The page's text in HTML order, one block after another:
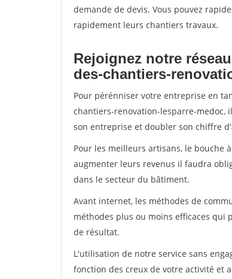
demande de devis. Vous pouvez
rapidement leurs chantiers travaux.
Rejoignez notre
des-chantiers-
Pour pérénniser votre entreprise en
chantiers-renovation-lesparre-
son entreprise et doubler son chiffre
Pour les meilleurs artisans, le bouche
augmenter leurs revenus il faudra
dans le secteur du bâtiment.
Avant internet, les méthodes de
méthodes plus ou moins efficaces
de résultat.
L'utilisation de notre service sans
fonction des creux de votre activité et